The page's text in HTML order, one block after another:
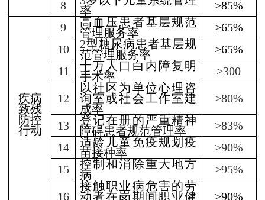
8
率
≥85%
疾病
致残
防控
行动
9
高血压患者基层规范
管理服务率
≥65%
10
2型糖尿病患者基层规
范管理服务率
≥65%
11
十万人口白内障复明
手术率
>300
12
以社区为单位心理咨
询室或社会工作室建
成率
>80%
13
登记在册的严重精神
障碍患者规范管理率
>83%
14
适龄儿童免疫规划疫
苗接种率
>90%
15
控制和消除重大地方
病
>95%
16
接触职业病危害的劳
动者在岗期间职业健
≥90%